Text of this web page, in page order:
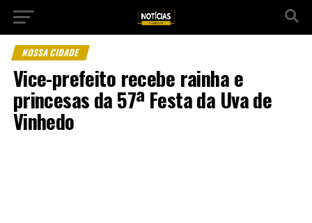
NOSSA CIDADE
Vice-prefeito recebe rainha e
princesas da 57ª Festa da Uva de
Vinhedo